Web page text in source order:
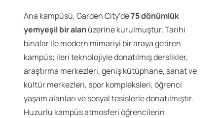
Ana kampüsü, Garden City’de75 dönümlük
yemyeşil bir alan üzerine kurulmuştur. Tarihi
binalar ile modern mimariyi bir araya getiren
kampüs; ileri teknolojiyle donatılmış derslikler,
araştırma merkezleri, geniş kütüphane, sanat ve
kültür merkezleri, spor kompleksleri, öğrenci
yaşam alanları ve sosyal tesislerle donatılmıştır.
Huzurlu kampüs atmosferi öğrencilerin